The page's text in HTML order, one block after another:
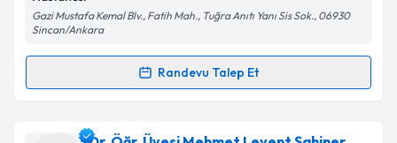
kapsamda işlenmesini kabul ediyorum.
Takvim Talebini Gönder
Gazi Mustafa Kemal Blv., Fatih Mah., Tuğra Anıtı Yanı Sis Sok., 06930
Sincan/Ankara
Randevu Talep Et
Randevu Takvimi Talebi
Ass. Dr. İbrahim Koray Ünaliçin randevu takvimi